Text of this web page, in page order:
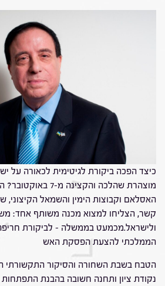
כיצד הפכה ביקורת לגיטימית לכאורה על
מוצהרת שהלכה
האסלאם וקבוצות הימין והשמאל הקיצוני,
קשר, הצליחו למצוא מכנה משותף אחד:
ולישראל.מכמעט בממשלה – לביקורת חריפה:
הממלכתי להצעת הפסקת האש
הטבח בשבת השחורה והסיקור התקשורתי
נקודת ציון ותחנה חשובה בהבנת